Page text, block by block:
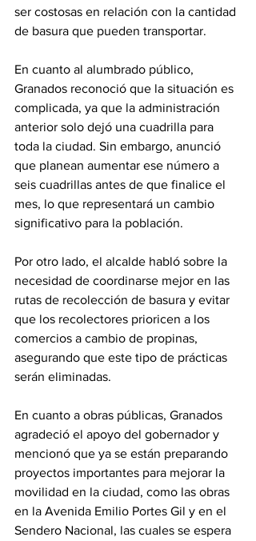
ser costosas en relación con la cantidad
de basura que pueden transportar.
En cuanto al alumbrado público,
Granados reconoció que la situación es
complicada, ya que la administración
anterior solo dejó una cuadrilla para
toda la ciudad. Sin embargo, anunció
que planean aumentar ese número a
seis cuadrillas antes de que finalice el
mes, lo que representará un cambio
significativo para la población.
Por otro lado, el alcalde habló sobre la
necesidad de coordinarse mejor en las
rutas de recolección de basura y evitar
que los recolectores prioricen a los
comercios a cambio de propinas,
asegurando que este tipo de prácticas
serán eliminadas.
En cuanto a obras públicas, Granados
agradeció el apoyo del gobernador y
mencionó que ya se están preparando
proyectos importantes para mejorar la
movilidad en la ciudad, como las obras
en la Avenida Emilio Portes Gil y en el
Sendero Nacional, las cuales se espera